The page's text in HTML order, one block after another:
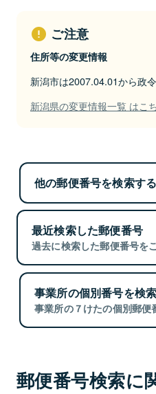
ご注意
住所等の変更情報
新潟市は2007.04.01から政
新潟県の変更情報一覧 はこ
他の郵便番号を検索する
最近検索した郵便番号
過去に検索した郵便番号を
事業所の個別番号を検
事業所の７けたの個別郵便
郵便番号検索に